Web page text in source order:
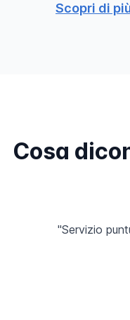
Scopri di
Cosa
"Servizio